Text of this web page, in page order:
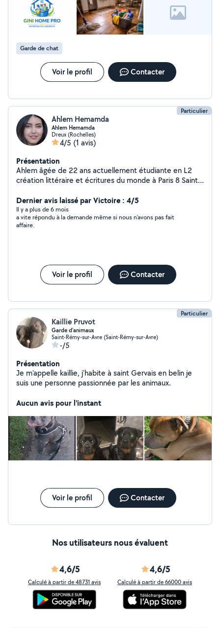
Garde de chat
Voir le profil Contacter
Particulier
Ahlem Hemamda
Ahlem Hemamda
Dreux (Rochelles)
4/5 (1 avis)
Présentation
Ahlem âgée de 22 ans actuellement étudiante en L2
création littéraire et écritures du monde à Paris 8 Saint-
Dernier avis laissé par Victoire : 4/5
Il y a plus de 6 mois
a vite répondu à la demande même si nous n’avons pas fait
affaire.
Voir le profil Contacter
Particulier
Kaillie Pruvot
Garde d'animaux
Saint-Rémy-sur-Avre (Saint-Rémy-sur-Avre)
-/5
Présentation
Je m'appelle kaillie, j'habite à saint Gervais en belin je
suis une personne passionnée par les animaux.
Aucun avis pour l'instant
Voir le profil Contacter
Nos utilisateurs nous évaluent
4,6/5
Calculé à partir de 48731 avis
4,6/5
Calculé à partir de 66000 avis